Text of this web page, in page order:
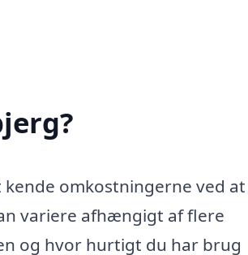
omkostningerne ved at
variere afhængigt af flere
og hvor hurtigt du har brug